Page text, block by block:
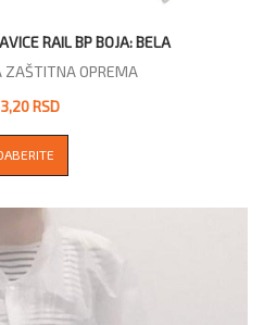
RAIL BP BOJA: BELA
ZAŠTITNA OPREMA
RSD